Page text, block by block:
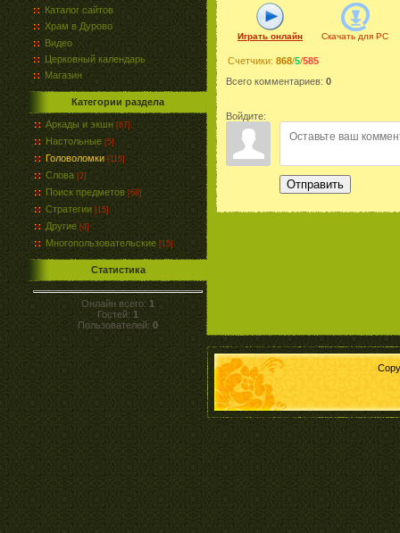
Каталог сайтов
Храм в Дурово
Видео
Церковный календарь
Магазин
Категории раздела
Аркады и экшн [67]
Настольные [5]
Головоломки [115]
Слова [2]
Поиск предметов [68]
Стратегии [15]
Другие [4]
Многопользовательские [15]
Статистика
Онлайн всего: 1
Гостей: 1
Пользователей: 0
Играть онлайн Скачать для PC
Счетчики: 868/5/585
Всего комментариев: 0
Войдите:
Отправить